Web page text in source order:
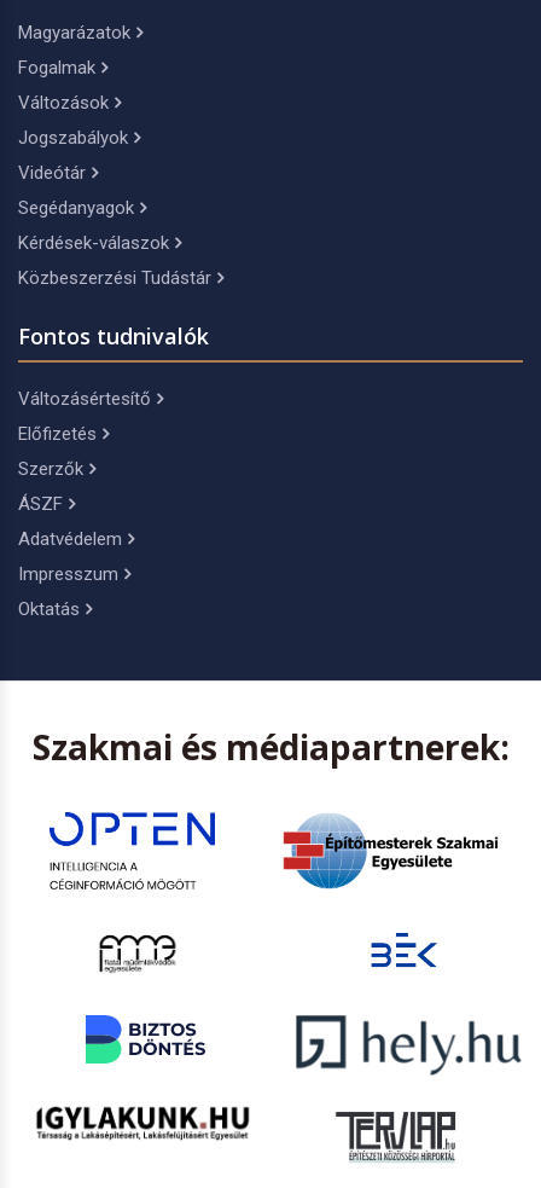
Magyarázatok
Fogalmak
Változások
Jogszabályok
Videótár
Segédanyagok
Kérdések-válaszok
Közbeszerzési Tudástár
Fontos tudnivalók
Változásértesítő
Előfizetés
Szerzők
ÁSZF
Adatvédelem
Impresszum
Oktatás
Szakmai és médiapartnerek: